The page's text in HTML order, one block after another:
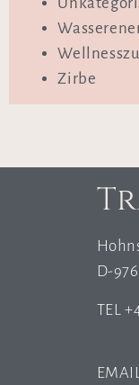
Zirbe
D-
TEL